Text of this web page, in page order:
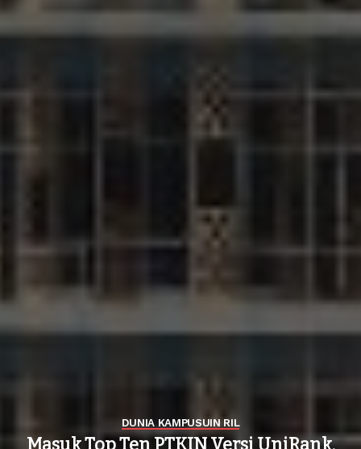
DUNIA KAMPUSUIN RIL
Masuk Top Ten PTKIN Versi UniRank,